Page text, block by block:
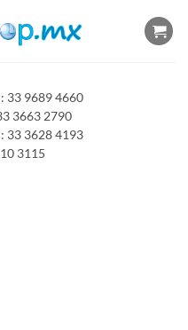
33 9689 4660
3663 2790
33 3628 4193
3115